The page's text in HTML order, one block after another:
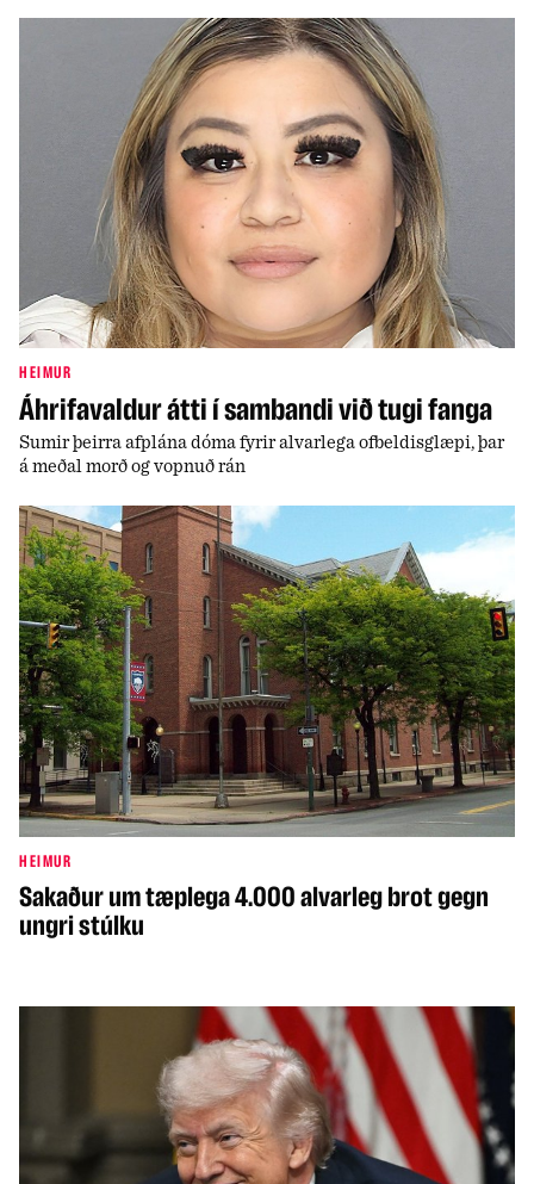
HEIMUR
Áhrifavaldur átti í sambandi við tugi fanga
Sumir þeirra afplána dóma fyrir alvarlega ofbeldisglæpi, þar
á meðal morð og vopnuð rán
HEIMUR
Sakaður um tæplega 4.000 alvarleg brot gegn
ungri stúlku